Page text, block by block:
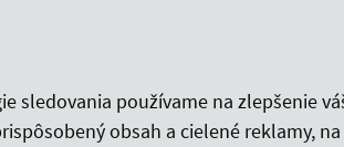
sledovania používame na zlepšenie
obsah a cielené reklamy,